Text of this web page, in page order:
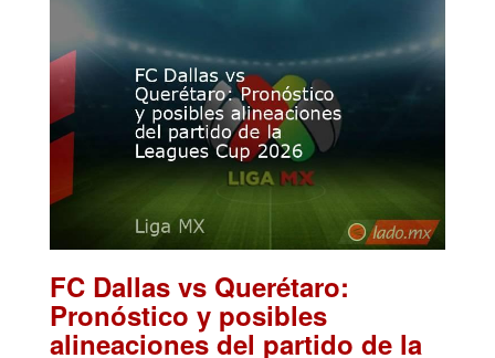
FC Dallas vs Querétaro:
Pronóstico y posibles
alineaciones del partido de la